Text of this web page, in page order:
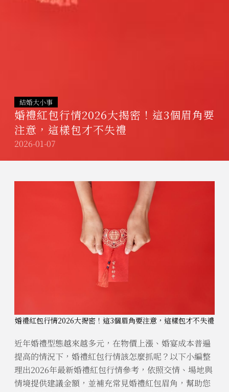
結婚大小事
婚禮紅包行情2026大揭密！這3個眉角要
注意，這樣包才不失禮
2026-01-07
婚禮紅包行情2026大揭密！這3個眉角要注意，這樣包才不失禮
近年婚禮型態越來越多元，在物價上漲、婚宴成本普遍
提高的情況下，婚禮紅包行情該怎麼抓呢？以下小編整
理出2026年最新婚禮紅包行情參考，依照交情、場地與
情境提供建議金額，並補充常見婚禮紅包眉角，幫助您